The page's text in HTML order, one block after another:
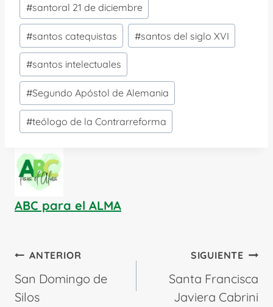
#santoral 21 de diciembre
#santos catequistas #santos del siglo XVI
#santos intelectuales
#Segundo Apóstol de Alemania
#teólogo de la Contrarreforma
ABC para el ALMA
Navegación
de
entradas
ANTERIOR
San Domingo de
Silos
SIGUIENTE
Santa Francisca
Javiera Cabrini